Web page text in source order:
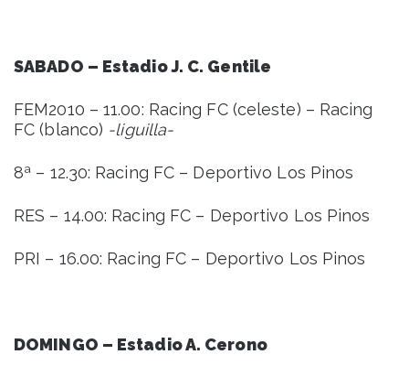
SABADO – Estadio J. C. Gentile
FEM2010 – 11.00: Racing FC (celeste) – Racing
FC (blanco) -liguilla-
8ª – 12.30: Racing FC – Deportivo Los Pinos
RES – 14.00: Racing FC – Deportivo Los Pinos
PRI – 16.00: Racing FC – Deportivo Los Pinos
DOMINGO – Estadio A. Cerono